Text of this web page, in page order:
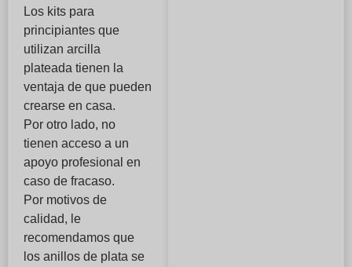
Los kits para
principiantes que
utilizan arcilla
plateada tienen la
ventaja de que pueden
crearse en casa.
Por otro lado, no
tienen acceso a un
apoyo profesional en
caso de fracaso.
Por motivos de
calidad, le
recomendamos que
los anillos de plata se